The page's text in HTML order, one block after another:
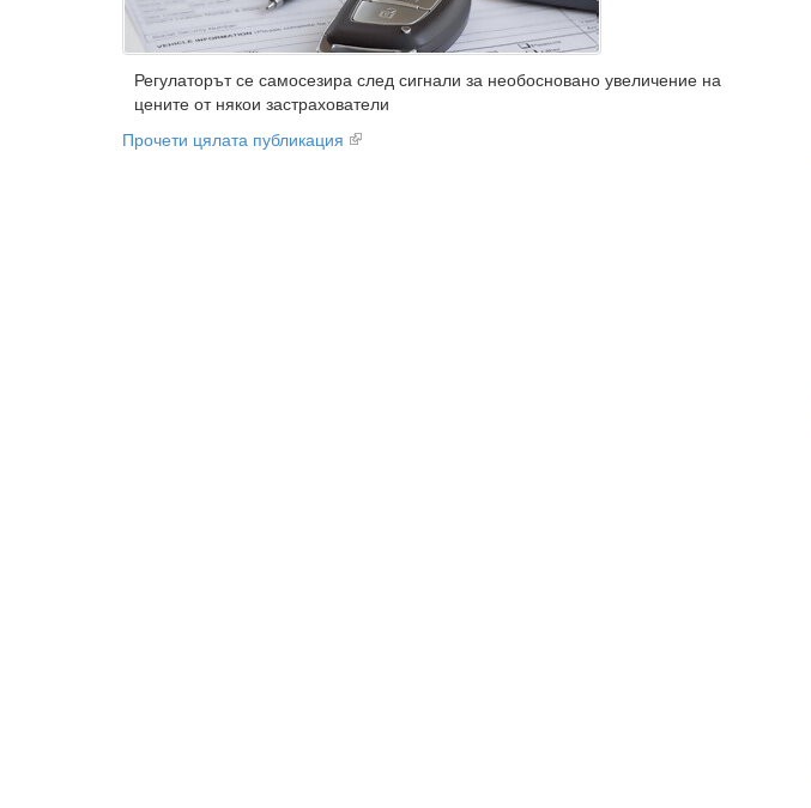
Регулаторът се самосезира след сигнали за необосновано увеличение на
цените от някои застрахователи
Прочети цялата публикация